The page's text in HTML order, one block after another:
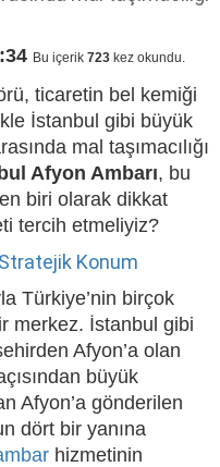
Bu içerik 723 kez okundu.
ticaretin bel kemiği
İstanbul gibi büyük
mal taşımacılığı
Afyon Ambarı, bu
biri olarak dikkat
tercih etmeliyiz?
Konum
Türkiye’nin birçok
merkez. İstanbul gibi
Afyon’a olan
büyük
Afyon’a gönderilen
dört bir yanına
hizmetinin